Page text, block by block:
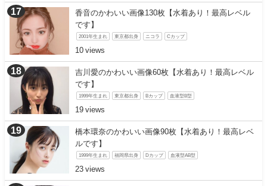
香音のかわいい画像130枚【水着あり！最高レベル
です】
2001年生まれ 東京都出身 ニコラ Cカップ
10
吉川愛のかわいい画像60枚【水着あり！最高レベル
です】
1999年生まれ 東京都出身 Bカップ 血液型B型
19
橋本環奈のかわいい画像90枚【水着あり！最高レベ
ルです】
1999年生まれ 福岡県出身 Dカップ 血液型AB型
23